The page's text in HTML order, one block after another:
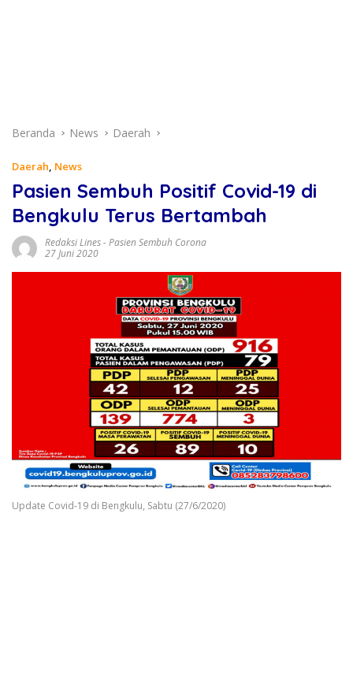
Beranda News Daerah
Daerah, News
Pasien Sembuh Positif Covid-19 di
Bengkulu Terus Bertambah
Redaksi Lines-Pasien Sembuh Corona
27 Juni 2020
Update Covid-19 di Bengkulu, Sabtu (27/6/2020)